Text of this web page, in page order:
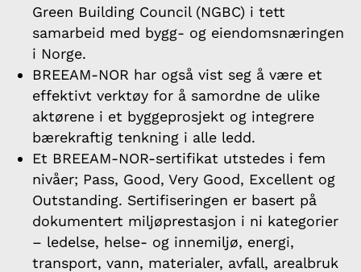
Green Building Council (NGBC) i tett
samarbeid med bygg- og eiendomsnæringen
i Norge.
BREEAM-NOR har også vist seg å være et
effektivt verktøy for å samordne de ulike
aktørene i et byggeprosjekt og integrere
bærekraftig tenkning i alle ledd.
Et BREEAM-NOR-sertifikat utstedes i fem
nivåer; Pass, Good, Very Good, Excellent og
Outstanding. Sertifiseringen er basert på
dokumentert miljøprestasjon i ni kategorier
– ledelse, helse- og innemiljø, energi,
transport, vann, materialer, avfall, arealbruk